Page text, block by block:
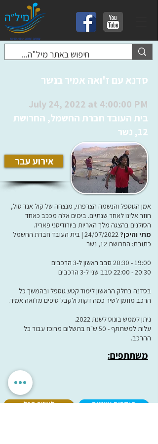
סדנא עם ז'ואה אמיר בנשר
July 24, 2022 at 4:00:00 PM
בית העובד חברת החשמל, החרושת
12, נשר
אירוע עבר
אמן הגוספל והנשמה הצרפתי, מנצחה של קול אנד סול,
חוזר אלינו לאחר שנתיים. בימים אלה מככב כאחד
הסולנים בהצגה מלך האריות ביורודיסני פאריז.
מתי והיכן?
כתובת: החרושת 12, נשר
19:00 - 20:30 סבב ראשון ל-3 הרכבים
20:30 - 22:00 סבב שני ל-3 הרכבים
בסדנה בחלק הראשון לימוד קטע גוספל ובהמשך כל
הרכב מוזמן לשיר כמה דקות ולקבל טיפים מז׳ואה אמיר.
ניתן לממש בונוס לשנת 2022.
עלות למשתתף - 50 ש"ח בתשלום מרוכז עבור כל
ההרכב.
משתתפים:
לאשר הכל הגדרות אישיות